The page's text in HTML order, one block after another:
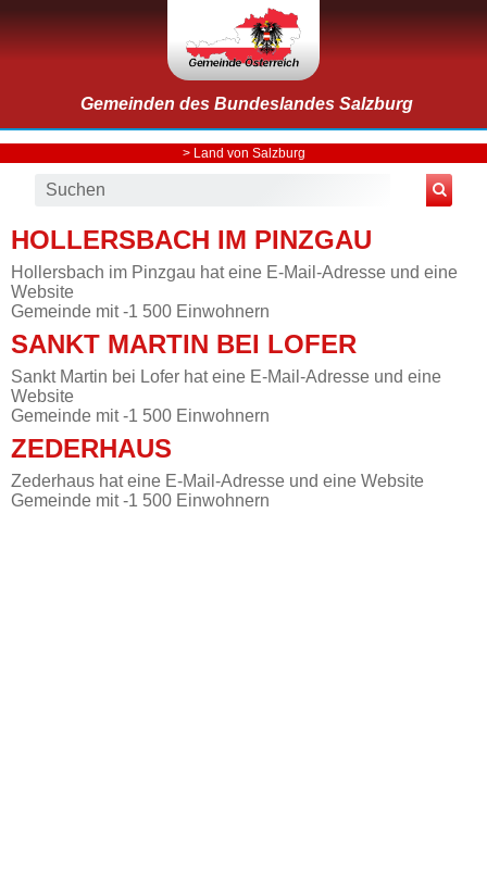
Gemeinden des Bundeslandes Salzburg
> Land von Salzburg
HOLLERSBACH IM PINZGAU
Hollersbach im Pinzgau hat eine E-Mail-Adresse und eine
Website
Gemeinde mit -1 500 Einwohnern
SANKT MARTIN BEI LOFER
Sankt Martin bei Lofer hat eine E-Mail-Adresse und eine
Website
Gemeinde mit -1 500 Einwohnern
ZEDERHAUS
Zederhaus hat eine E-Mail-Adresse und eine Website
Gemeinde mit -1 500 Einwohnern